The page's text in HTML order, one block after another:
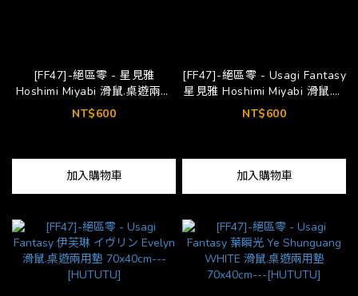
[FF47]-絕區零 - 星見雅
Hoshimi Miyabi 滑鼠.桌遊兩用
墊 70x40cm---[HUTUTU]
NT$600
加入購物車
[FF47]-絕區零 - Usagi Fantasy
星見雅 Hoshimi Miyabi 滑鼠.桌
遊兩用墊 70x40cm---
[HUTUTU] Bonus-Dynamic
NT$600
加入購物車